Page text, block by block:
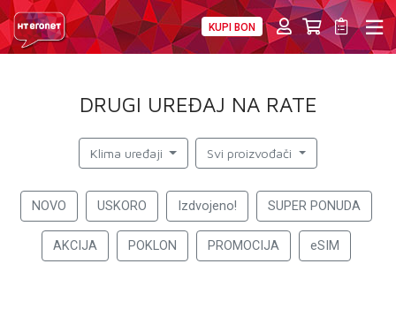
KUPI BON
!HEJ
INTERNET+TV
DRUGI UREĐAJ NA RATE
Klima uređaji Svi proizvođači
NOVO USKORO Izdvojeno! SUPER PONUDA
AKCIJA POKLON PROMOCIJA eSIM